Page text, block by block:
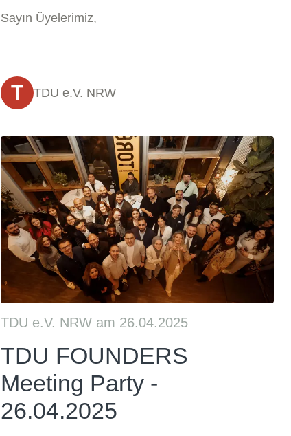
Sayın Üyelerimiz,
T TDU e.V. NRW
TDU e.V. NRW am 26.04.2025
TDU FOUNDERS
Meeting Party -
26.04.2025